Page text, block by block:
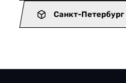
Санкт-